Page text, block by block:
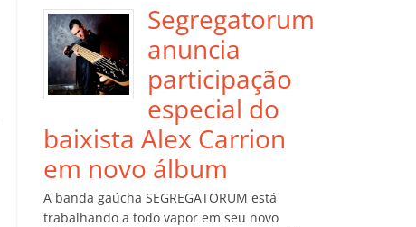
Segregatorum
anuncia
participação
especial do
baixista Alex Carrion
em novo álbum
A banda gaúcha SEGREGATORUM está
trabalhando a todo vapor em seu novo